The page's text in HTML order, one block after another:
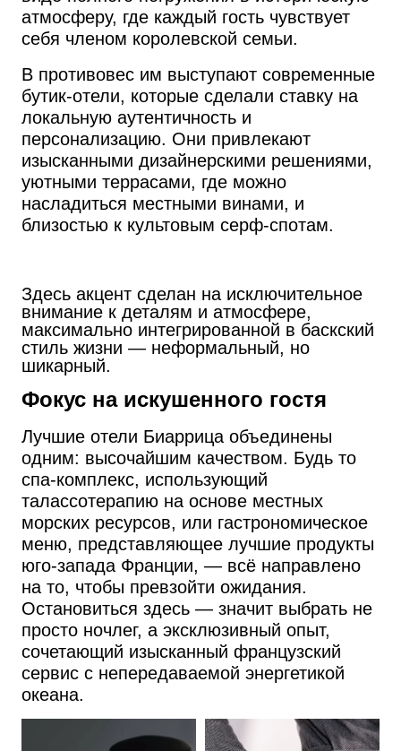
атмосферу, где каждый гость чувствует
себя членом королевской семьи.
В противовес им выступают современные
бутик-отели, которые сделали ставку на
локальную аутентичность и
персонализацию. Они привлекают
изысканными дизайнерскими решениями,
уютными террасами, где можно
насладиться местными винами, и
близостью к культовым серф-спотам.
Здесь акцент сделан на исключительное
внимание к деталям и атмосфере,
максимально интегрированной в баскский
стиль жизни — неформальный, но
шикарный.
Фокус на искушенного гостя
Лучшие отели Биаррица объединены
одним: высочайшим качеством. Будь то
спа-комплекс, использующий
талассотерапию на основе местных
морских ресурсов, или гастрономическое
меню, представляющее лучшие продукты
юго-запада Франции, — всё направлено
на то, чтобы превзойти ожидания.
Остановиться здесь — значит выбрать не
просто ночлег, а эксклюзивный опыт,
сочетающий изысканный французский
сервис с непередаваемой энергетикой
океана.